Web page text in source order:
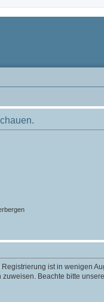
ist in wenigen
Beachte bitte